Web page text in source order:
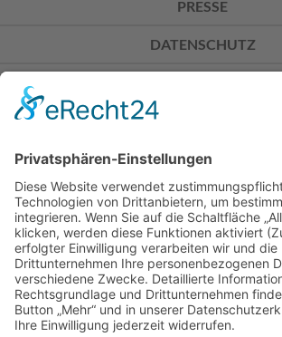
PRESSE
DATENSCHUTZ
Don Bosco Mission Bonn
Sträßchensweg 3